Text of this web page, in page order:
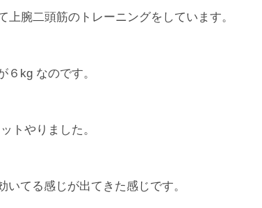
腕二頭筋のトレーニングをしています。
kg なのです。
トやりました。
いてる感じが出てきた感じです。